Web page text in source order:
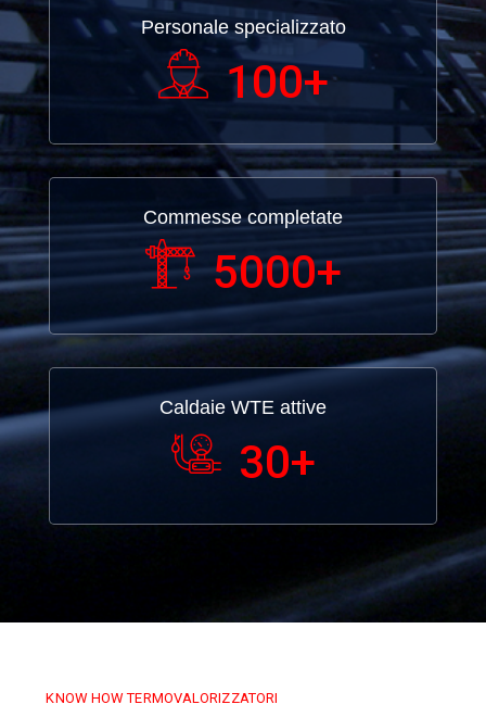
Personale specializzato
100+
Commesse completate
5000+
Caldaie WTE attive
30+
KNOW HOW TERMOVALORIZZATORI